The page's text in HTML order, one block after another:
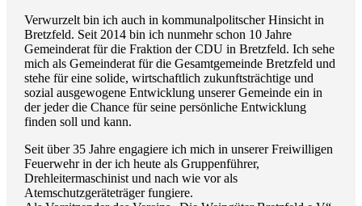
Verwurzelt bin ich auch in kommunalpolitscher Hinsicht in
Bretzfeld. Seit 2014 bin ich nunmehr schon 10 Jahre
Gemeinderat für die Fraktion der CDU in Bretzfeld. Ich sehe
mich als Gemeinderat für die Gesamtgemeinde Bretzfeld und
stehe für eine solide, wirtschaftlich zukunftsträchtige und
sozial ausgewogene Entwicklung unserer Gemeinde ein in
der jeder die Chance für seine persönliche Entwicklung
finden soll und kann.
Seit über 35 Jahre engagiere ich mich in unserer Freiwilligen
Feuerwehr in der ich heute als Gruppenführer,
Drehleitermaschinist und nach wie vor als
Atemschutzgeräteträger fungiere.